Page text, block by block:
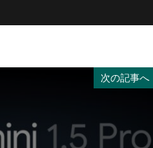
次の記事へ